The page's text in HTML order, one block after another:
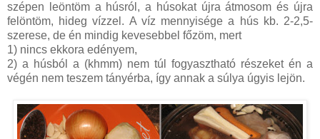
szépen leöntöm a húsról, a húsokat újra átmosom és újra
felöntöm, hideg vízzel. A víz mennyisége a hús kb. 2-2,5-
szerese, de én mindig kevesebbel főzöm, mert
1) nincs ekkora edényem,
2) a húsból a (khmm) nem túl fogyasztható részeket én a
végén nem teszem tányérba, így annak a súlya úgyis lejön.